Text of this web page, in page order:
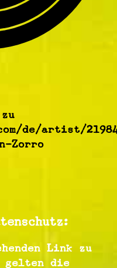
de/artist/
Zorro
Link zu
gelten die